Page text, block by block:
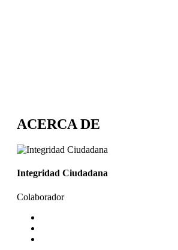
ACERCA DE
Integridad Ciudadana
Colaborador